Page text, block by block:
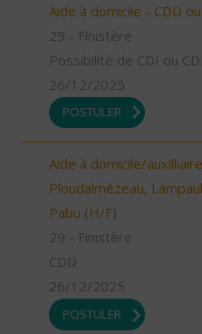
Aide à domicile - CDD
29 - Finistère
Possibilité de CDI ou
26/12/2025
POSTULER
Aide à domicile/
Ploudalmézeau,
Pabu (H/F)
29 - Finistère
CDD
26/12/2025
POSTULER